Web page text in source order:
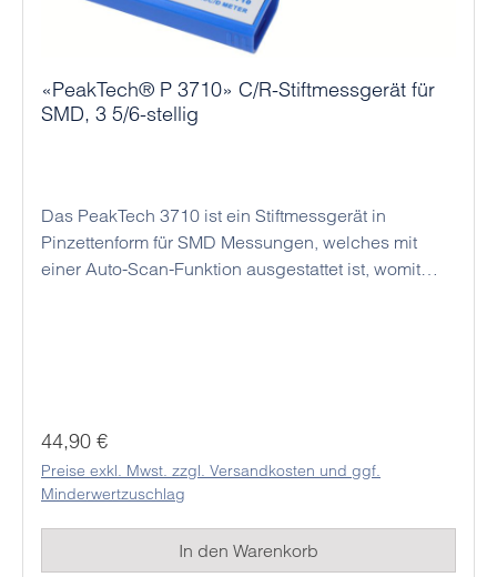
«PeakTech® P 3710» C/R-Stiftmessgerät für
SMD, 3 5/6-stellig
Das PeakTech 3710 ist ein Stiftmessgerät in
Pinzettenform für SMD Messungen, welches mit
einer Auto-Scan-Funktion ausgestattet ist, womit
Regulärer Preis:
44,90 €
Preise exkl. Mwst. zzgl. Versandkosten und ggf.
Minderwertzuschlag
In den Warenkorb